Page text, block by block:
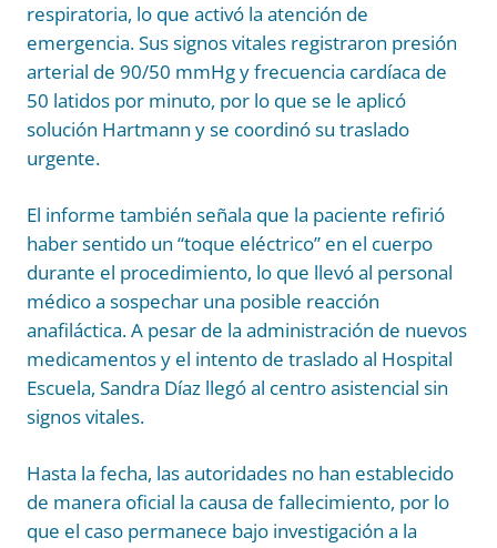
respiratoria, lo que activó la atención de
emergencia. Sus signos vitales registraron presión
arterial de 90/50 mmHg y frecuencia cardíaca de
50 latidos por minuto, por lo que se le aplicó
solución Hartmann y se coordinó su traslado
urgente.
El informe también señala que la paciente refirió
haber sentido un “toque eléctrico” en el cuerpo
durante el procedimiento, lo que llevó al personal
médico a sospechar una posible reacción
anafiláctica. A pesar de la administración de nuevos
medicamentos y el intento de traslado al Hospital
Escuela, Sandra Díaz llegó al centro asistencial sin
signos vitales.
Hasta la fecha, las autoridades no han establecido
de manera oficial la causa de fallecimiento, por lo
que el caso permanece bajo investigación a la